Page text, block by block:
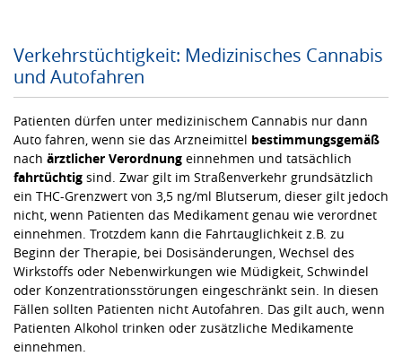
Verkehrstüchtigkeit: Medizinisches Cannabis
und Autofahren
Patienten dürfen unter medizinischem Cannabis nur dann
Auto fahren, wenn sie das Arzneimittel bestimmungsgemäß
nach ärztlicher Verordnung einnehmen und tatsächlich
fahrtüchtig sind. Zwar gilt im Straßenverkehr grundsätzlich
ein THC-Grenzwert von 3,5 ng/ml Blutserum, dieser gilt jedoch
nicht, wenn Patienten das Medikament genau wie verordnet
einnehmen. Trotzdem kann die Fahrtauglichkeit z.B. zu
Beginn der Therapie, bei Dosisänderungen, Wechsel des
Wirkstoffs oder Nebenwirkungen wie Müdigkeit, Schwindel
oder Konzentrationsstörungen eingeschränkt sein. In diesen
Fällen sollten Patienten nicht Autofahren. Das gilt auch, wenn
Patienten Alkohol trinken oder zusätzliche Medikamente
einnehmen.